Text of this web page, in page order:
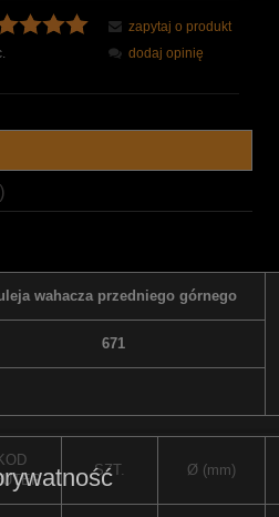
zapytaj o produkt
dodaj opinię
wahacza przedniego górnego
671
SZT. Ø (mm)